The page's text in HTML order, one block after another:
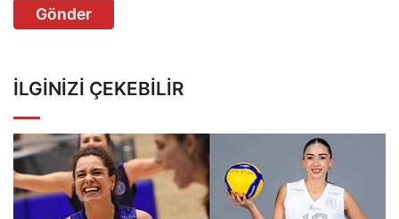
Gönder
İLGINIZI ÇEKEBILIR